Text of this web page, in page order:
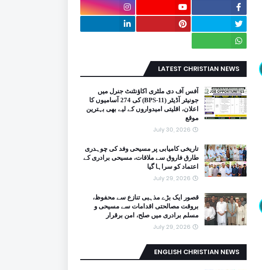
LATEST CHRISTIAN NEWS
آفس آف دی ملٹری اکاؤنٹنٹ جنرل میں
جونیئر آڈیٹر (BPS-11) کی 274 آسامیوں کا
اعلان، اقلیتی امیدواروں کے لیے بھی بہترین
موقع
July 30, 2026
تاریخی کامیابی پر مسیحی وفد کی چوہدری
طارق فاروق سے ملاقات، مسیحی برادری کے
اعتماد کو سراہا گیا
July 29, 2026
قصور ایک بڑے مذہبی تنازع سے محفوظ،
بروقت مصالحتی اقدامات سے مسیحی و
مسلم برادری میں صلح، امن برقرار
July 29, 2026
ENGLISH CHRISTIAN NEWS